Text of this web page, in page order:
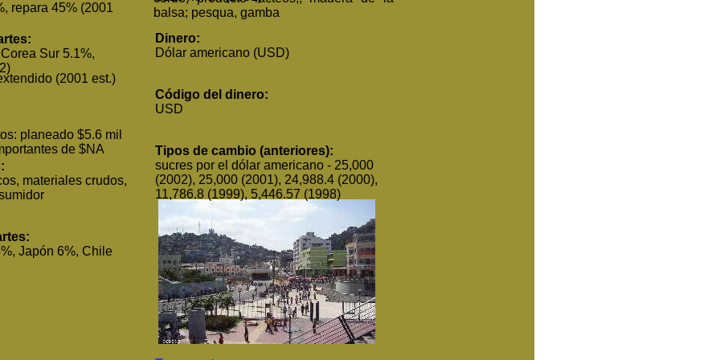
repara 45% (2001
(2001 est.)
planeado $5.6 mil
de $NA
balsa; pesqua, gamba
Sur 5.1%,
materiales crudos,
Japón 6%, Chile
Dinero:
Dólar americano (USD)
Código del dinero:
USD
Tipos de cambio (anteriores):
sucres por el dólar americano - 25,000
(2002), 25,000 (2001), 24,988.4 (2000),
11,786.8 (1999), 5,446.57 (1998)